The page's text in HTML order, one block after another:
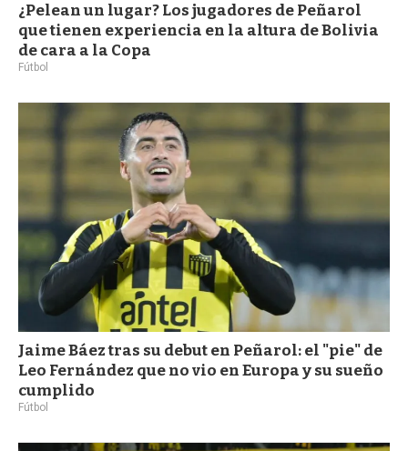
¿Pelean un lugar? Los jugadores de Peñarol
que tienen experiencia en la altura de Bolivia
de cara a la Copa
Fútbol
Jaime Báez tras su debut en Peñarol: el "pie" de
Leo Fernández que no vio en Europa y su sueño
cumplido
Fútbol